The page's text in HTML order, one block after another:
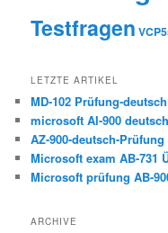
Testfragen
LETZTE ARTIKEL
MD-102 Prüfung-
microsoft AI-900
AZ-900-deutsch-Prüfung
Microsoft exam AB-731
Microsoft prüfung AB-
ARCHIVE